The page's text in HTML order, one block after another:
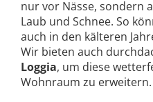
nur vor Nässe, sondern
Laub und Schnee. So
auch in den kälteren
Wir bieten auch
Loggia, um diese
Wohnraum zu erweitern.